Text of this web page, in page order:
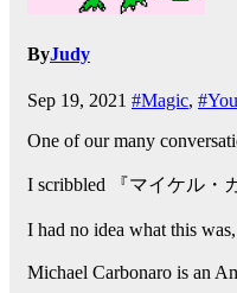
ByJudy
Sep 19, 2021 #Magic,
One of our many
I scribbled 『マイケル・
I had no idea what this
Michael Carbonaro is an